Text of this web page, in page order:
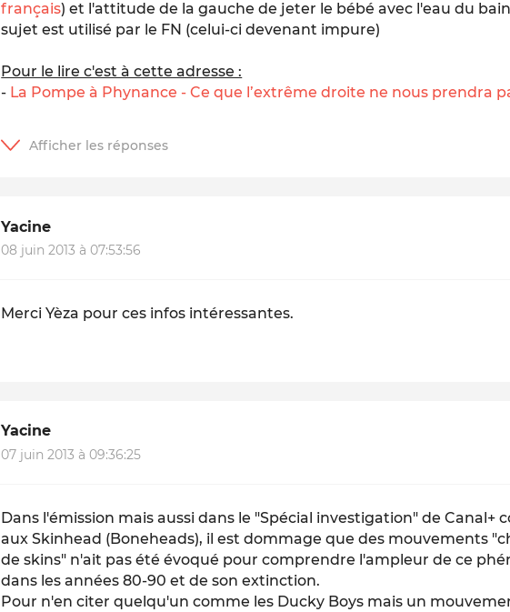
français) et l'attitude de la gauche de jeter le bébé avec l'eau du
sujet est utilisé par le FN (celui-ci devenant impure)
Pour le lire c'est à cette adresse :
- La Pompe à Phynance - Ce que l’extrême droite ne nous prendra
Yacine
08 juin 2013 à 07:53:56
Merci Yèza pour ces infos intéressantes.
Yacine
07 juin 2013 à 09:36:25
Dans l'émission mais aussi dans le "Spécial investigation" de Canal+
aux Skinhead (Boneheads), il est dommage que des mouvements
de skins" n'ait pas été évoqué pour comprendre l'ampleur de ce
dans les années 80-90 et de son extinction.
Pour n'en citer quelqu'un comme les Ducky Boys mais un